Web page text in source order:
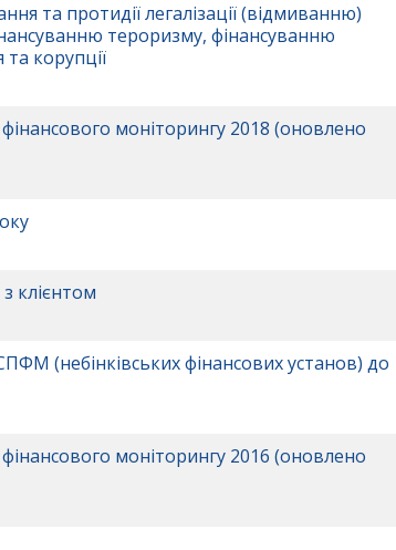
та протидії легалізації (відмиванню)
тероризму, фінансуванню
корупції
моніторингу 2018 (оновлено
клієнтом
(небінківських фінансових установ) до
моніторингу 2016 (оновлено